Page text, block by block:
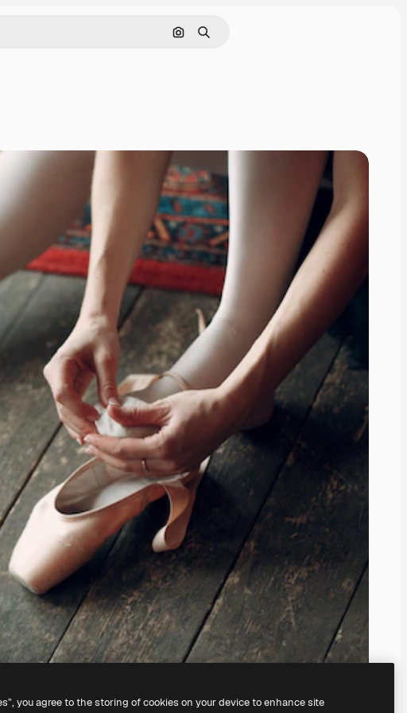
Nach Bild suchen
Suchen
you agree to the storing of cookies on your device to enhance site